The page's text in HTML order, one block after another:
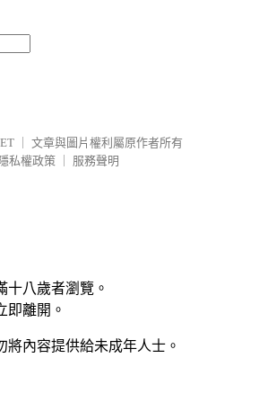
文章與圖片權利屬原作者所有
私權政策
服務聲明
十八歲者瀏覽。
即離開。
將內容提供給未成年人士。